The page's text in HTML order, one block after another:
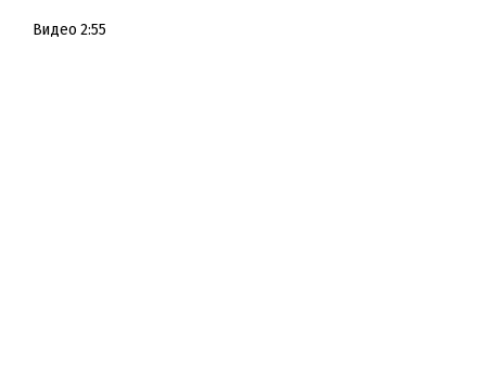
Видео 2:55